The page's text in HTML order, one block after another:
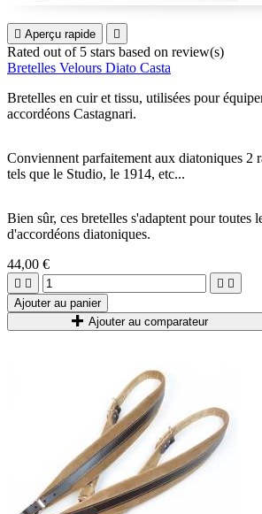
 Aperçu rapide 
Rated out of 5 stars based on review(s)
Bretelles Velours Diato Casta
Bretelles en cuir et tissu, utilisées pour
accordéons Castagnari.
Conviennent parfaitement aux diatoniques 2
tels que le Studio, le 1914, etc...
Bien sûr, ces bretelles s'adaptent pour toutes
d'accordéons diatoniques.
44,00 €
   
Ajouter au panier
Ajouter au comparateur